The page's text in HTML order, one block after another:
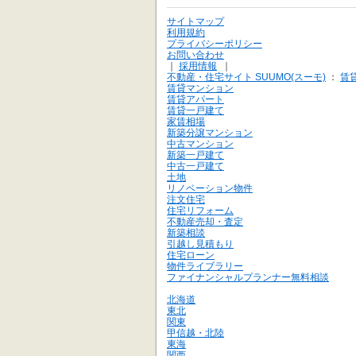
サイトマップ
利用規約
プライバシーポリシー
お問い合わせ
採用情報
不動産・住宅サイト SUUMO(スーモ) ： 賃
賃貸マンション
賃貸アパート
賃貸一戸建て
家賃相場
新築分譲マンション
中古マンション
新築一戸建て
中古一戸建て
土地
リノベーション物件
注文住宅
住宅リフォーム
不動産売却・査定
新築相談
引越し見積もり
住宅ローン
物件ライブラリー
ファイナンシャルプランナー無料相談
北海道
東北
関東
甲信越・北陸
東海